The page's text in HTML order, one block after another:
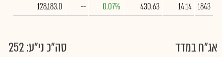
1843
14:14
430.63
0.07%
--
128,183.0
אג"ח במדד סה"כ ני"ע: 252